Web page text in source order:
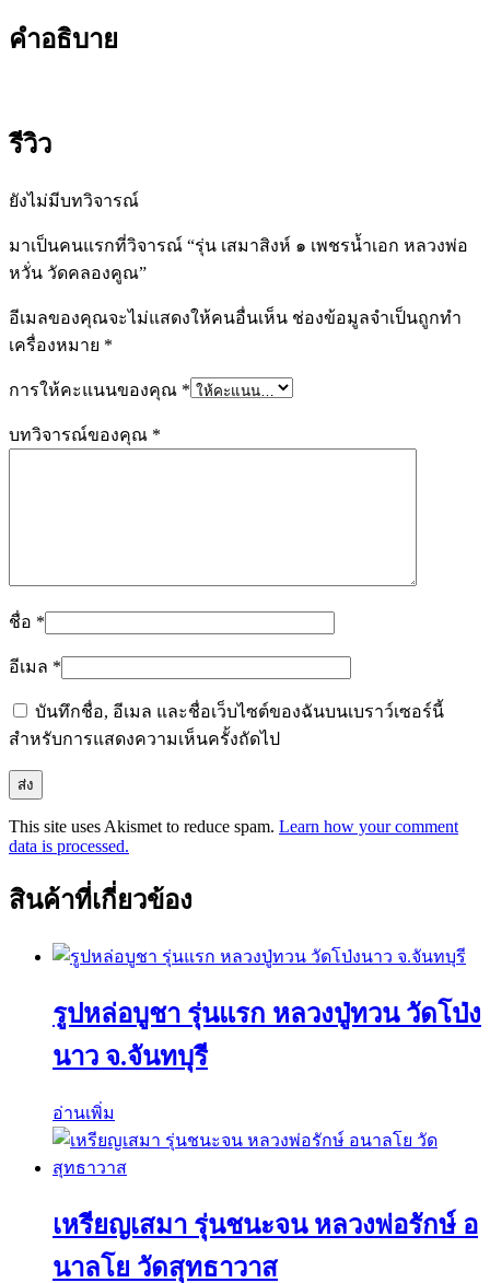
คำอธิบาย
รีวิว
ยังไม่มีบทวิจารณ์
มาเป็นคนแรกที่วิจารณ์ “รุ่น เสมาสิงห์ ๑ เพชรน้ำเอก หลวงพ่อ
หวั่น วัดคลองคูณ”
อีเมลของคุณจะไม่แสดงให้คนอื่นเห็น ช่องข้อมูลจำเป็นถูกทำ
เครื่องหมาย *
การให้คะแนนของคุณ *
บทวิจารณ์ของคุณ *
ชื่อ *
อีเมล *
บันทึกชื่อ, อีเมล และชื่อเว็บไซต์ของฉันบนเบราว์เซอร์นี้
สำหรับการแสดงความเห็นครั้งถัดไป
This site uses Akismet to reduce spam. Learn how your comment
data is processed.
สินค้าที่เกี่ยวข้อง
รูปหล่อบูชา รุ่นแรก หลวงปู่ทวน วัดโป่ง
นาว จ.จันทบุรี
อ่านเพิ่ม
เหรียญเสมา รุ่นชนะจน หลวงพ่อรักษ์ อ
นาลโย วัดสุทธาวาส